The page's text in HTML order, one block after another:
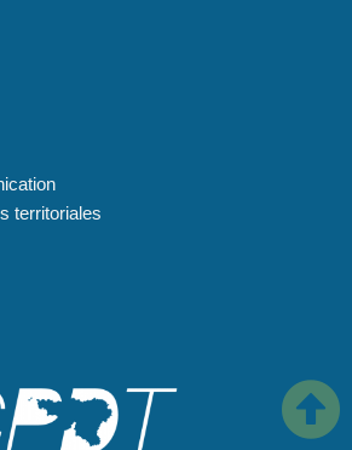
territoriales